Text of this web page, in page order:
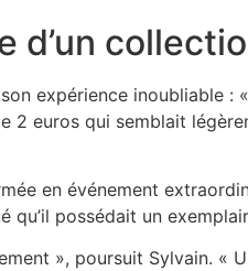
d’un
expérience inoubliable
2 euros qui semblait
en événement
qu’il possédait un
», poursuit Sylvain. «